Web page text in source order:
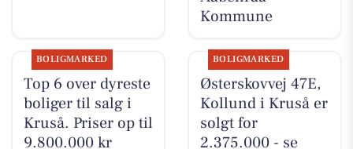
Kommune
BOLIGMARKED
Top 6 over dyreste
boliger til salg i
Kruså. Priser op til
9.800.000 kr
BOLIGMARKED
Østerskovvej 47E,
Kollund i Kruså er
solgt for
2.375.000 - se